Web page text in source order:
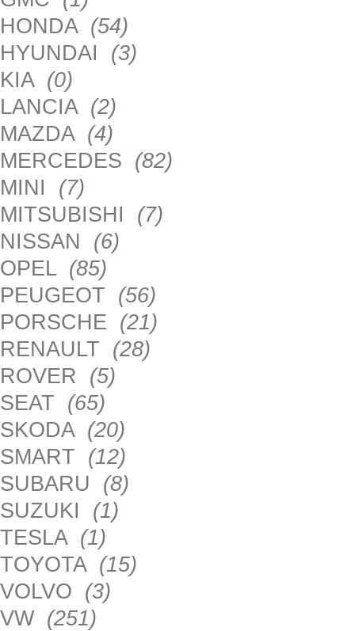
HONDA (54)
HYUNDAI (3)
KIA (0)
LANCIA (2)
MAZDA (4)
MERCEDES (82)
MINI (7)
MITSUBISHI (7)
NISSAN (6)
OPEL (85)
PEUGEOT (56)
PORSCHE (21)
RENAULT (28)
ROVER (5)
SEAT (65)
SKODA (20)
SMART (12)
SUBARU (8)
SUZUKI (1)
TESLA (1)
TOYOTA (15)
VOLVO (3)
VW (251)